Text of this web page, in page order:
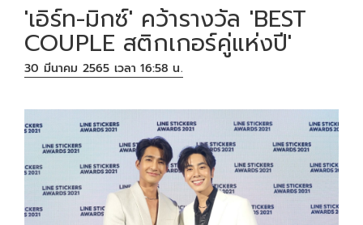
'เอิร์ท-มิกซ์' คว้ารางวัล 'BEST
COUPLE สติกเกอร์คู่แห่งปี'
30 มีนาคม 2565 เวลา 16:58 น.